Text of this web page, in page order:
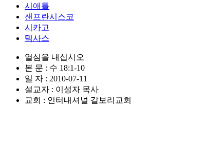
시애틀
샌프란시스코
시카고
텍사스
열심을 내십시오
본 문 : 수 18:1-10
일 자 : 2010-07-11
설교자 : 이성자 목사
교회 : 인터내셔널 갈보리교회